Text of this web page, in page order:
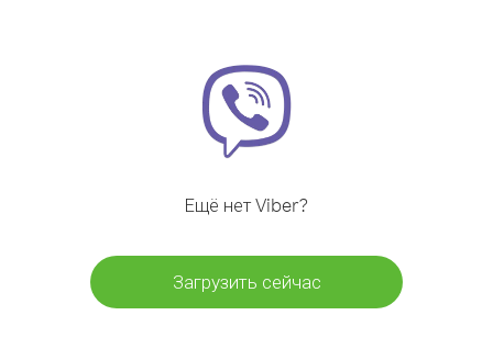
Ещё нет Viber?
Загрузить сейчас